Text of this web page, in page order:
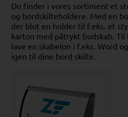
Du finder i vores sortiment et
og bordskilteholdere. Med en
der blot en holder til f.eks. et
karton med påtrykt budskab.
lave en skabelon i f.eks. Word
igen til dine bord skilte.